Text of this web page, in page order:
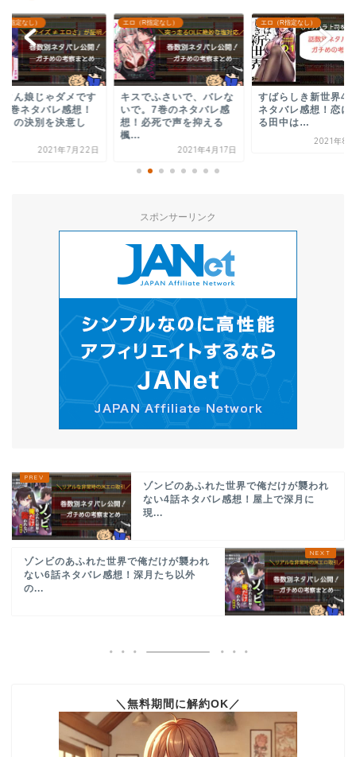
R指定なし）
でふさいで、バレな
。7巻のネタバレ感
必死で声を抑える
2021年4月17日
エロ（R指定なし）
すばらしき新世界42巻の
ネタバレ感想！恋に悩め
る田中は…
エロ（R指定なし）
鬼獄の夜30巻(88〜
話)のネタバレ感想
平絶体絶命のピンチ
2020年9
スポンサーリンク
ゾンビのあふれた世界で俺だけが襲われ
ない4話ネタバレ感想！屋上で深月に
現...
ゾンビのあふれた世界で俺だけが襲われ
ない6話ネタバレ感想！深月たち以外
の...
＼無料期間に解約OK／